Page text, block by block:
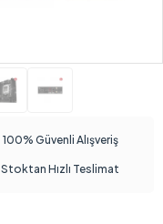
100% Güvenli Alışveriş
Stoktan Hızlı Teslimat